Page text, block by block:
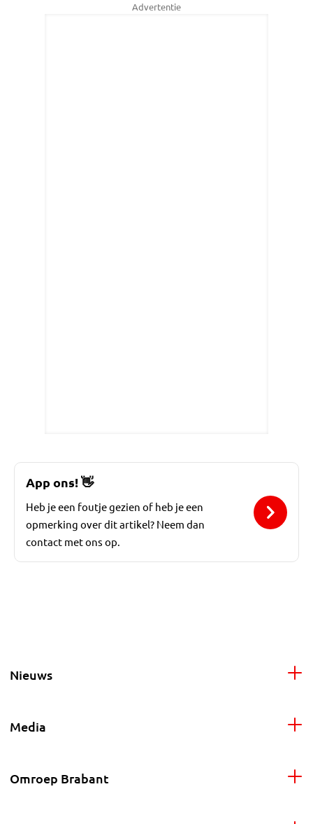
Advertentie
App ons!👋
Heb je een foutje gezien of heb je een
opmerking over dit artikel? Neem dan
contact met ons op.
Nieuws
Media
Omroep Brabant